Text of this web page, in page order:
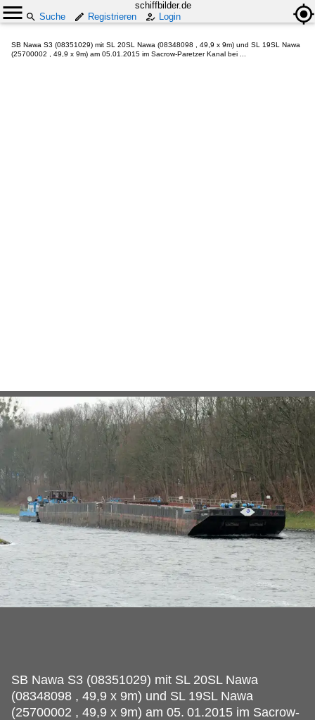
schiffbilder.de
Suche
Registrieren Login
SB Nawa S3 (08351029) mit SL 20SL Nawa (08348098 , 49,9 x 9m) und SL 19SL Nawa
(25700002 , 49,9 x 9m) am 05.01.2015 im Sacrow-Paretzer Kanal bei ...
SB Nawa S3 (08351029) mit SL 20SL Nawa
(08348098 , 49,9 x 9m) und SL 19SL Nawa
(25700002 , 49,9 x 9m) am 05. 01.2015 im Sacrow-